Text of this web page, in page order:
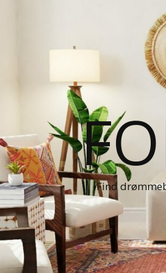
Find